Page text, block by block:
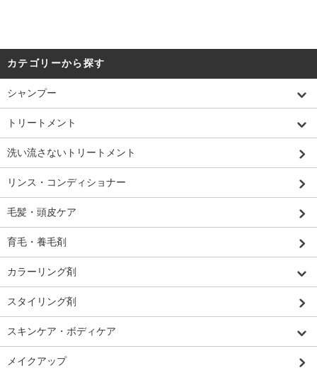
カテゴリーから探す
シャンプー
トリートメント
洗い流さないトリートメント
リンス・コンディショナー
毛髪・頭皮ケア
育毛・養毛剤
カラーリング剤
スタイリング剤
スキンケア・ボディケア
メイクアップ